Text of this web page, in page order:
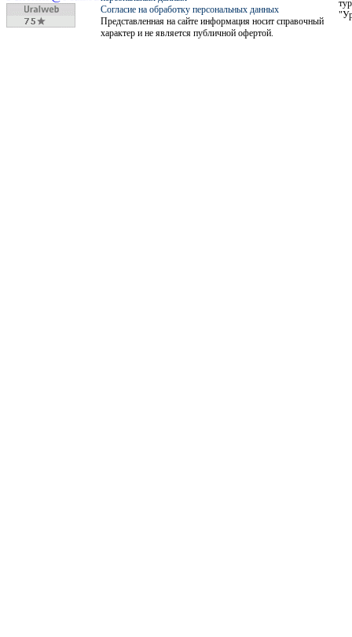
Согласие на обработку персональных данных
Представленная на сайте информация носит справочный
характер и не является публичной офертой.